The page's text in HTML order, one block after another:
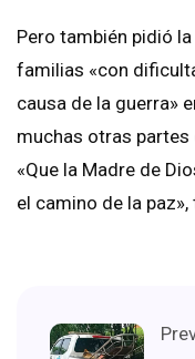
Pero también pidió
familias «con
causa de la guerra»
muchas otras partes
«Que la Madre de
el camino de la